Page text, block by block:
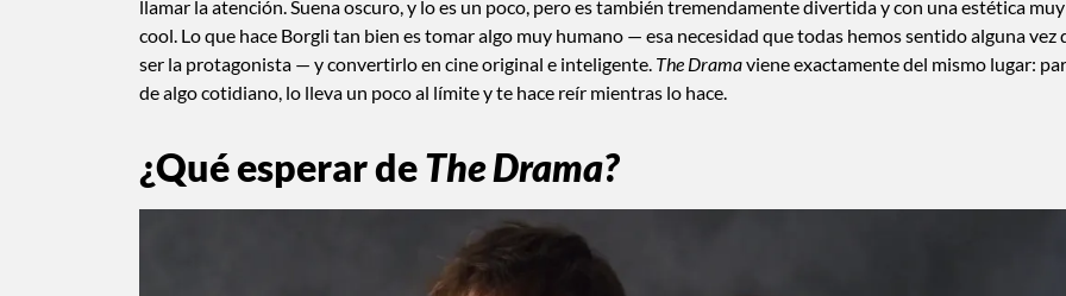
llamar la atención. Suena oscuro, y lo es un poco, pero es también tremendamente divertida y con una estética muy
cool. Lo que hace Borgli tan bien es tomar algo muy humano — esa necesidad que todas hemos sentido alguna vez
ser la protagonista — y convertirlo en cine original e inteligente. The Dramaviene exactamente del mismo lugar:
de algo cotidiano, lo lleva un poco al límite y te hace reír mientras lo hace.
¿Qué esperar deThe Drama?